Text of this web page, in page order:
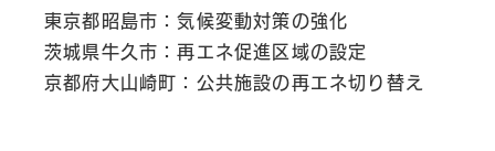
東京都昭島市：気候変動対策の強化
茨城県牛久市：再エネ促進区域の設定
京都府大山崎町：公共施設の再エネ切り替え